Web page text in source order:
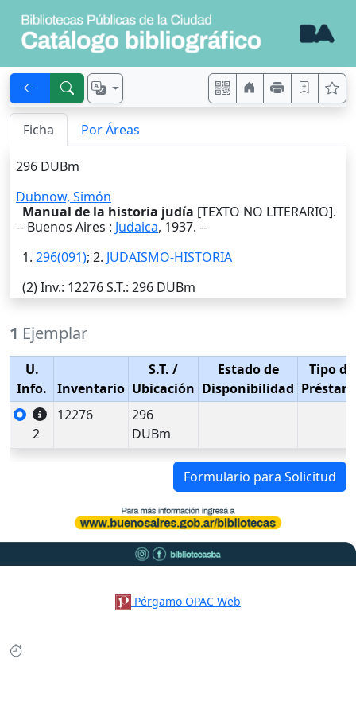
Ficha Por Áreas
296 DUBm
Dubnow, Simón
Manual de la historia judía [TEXTO NO LITERARIO].
-- Buenos Aires : Judaica, 1937. --
1. 296(091); 2. JUDAISMO-HISTORIA
(2)Inv.: 12276S.T.: 296 DUBm
1 Ejemplar
U.
Info.
Inventario
S.T. /
Ubicación
Estado de
Disponibilidad
Tipo de
2
12276
296
DUBm
Formulario para Solicitud
Pérgamo OPAC Web